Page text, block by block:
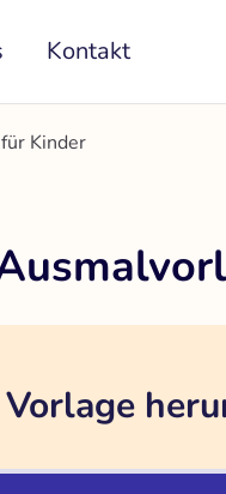
Kontakt
Kinder